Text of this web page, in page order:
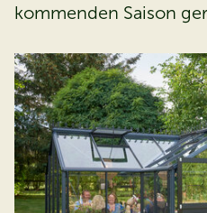
kommenden Saison